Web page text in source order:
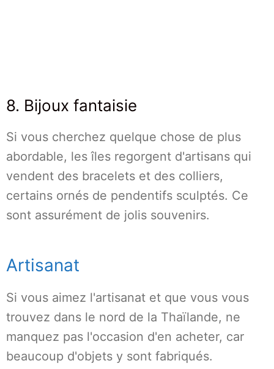
8. Bijoux fantaisie
Si vous cherchez quelque chose de plus
abordable, les îles regorgent d'artisans qui
vendent des bracelets et des colliers,
certains ornés de pendentifs sculptés. Ce
sont assurément de jolis souvenirs.
Artisanat
Si vous aimez l'artisanat et que vous vous
trouvez dans le nord de la Thaïlande, ne
manquez pas l'occasion d'en acheter, car
beaucoup d'objets y sont fabriqués.